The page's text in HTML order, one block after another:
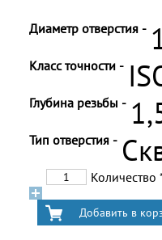
Диаметр отверстия -
Класс точности -
Глубина резьбы -
Тип отверстия -
Количество